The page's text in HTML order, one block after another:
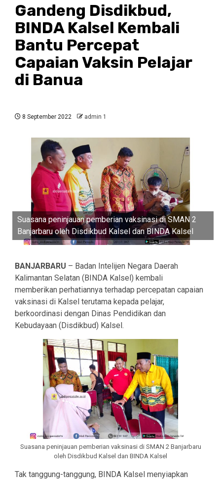
Gandeng Disdikbud,
BINDA Kalsel Kembali
Bantu Percepat
Capaian Vaksin Pelajar
di Banua
8 September 2022 admin 1
Suasana peninjauan pemberian vaksinasi di SMAN 2
Banjarbaru oleh Disdikbud Kalsel dan BINDA Kalsel
BANJARBARU – Badan Intelijen Negara Daerah
Kalimantan Selatan (BINDA Kalsel) kembali
memberikan perhatiannya terhadap percepatan capaian
vaksinasi di Kalsel terutama kepada pelajar,
berkoordinasi dengan Dinas Pendidikan dan
Kebudayaan (Disdikbud) Kalsel.
Suasana peninjauan pemberian vaksinasi di SMAN 2 Banjarbaru
oleh Disdikbud Kalsel dan BINDA Kalsel
Tak tanggung-tanggung, BINDA Kalsel menyiapkan